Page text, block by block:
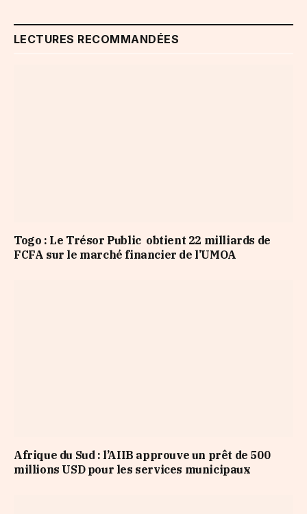
LECTURES RECOMMANDÉES
Togo : Le Trésor Public obtient 22 milliards de
FCFA sur le marché financier de l’UMOA
Afrique du Sud : l’AIIB approuve un prêt de 500
millions USD pour les services municipaux